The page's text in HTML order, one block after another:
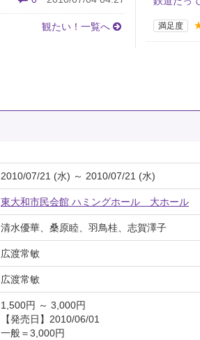
観たい！一覧へ 満足度
2010/07/21 (水) ～ 2010/07/21 (水)
東大和市民会館 ハミングホール 大ホール
清水優華、桑原睦、羽鳥桂、志賀澤子
広渡常敏
広渡常敏
1,500円 ～ 3,000円
【発売日】2010/06/01
一般＝3,000円